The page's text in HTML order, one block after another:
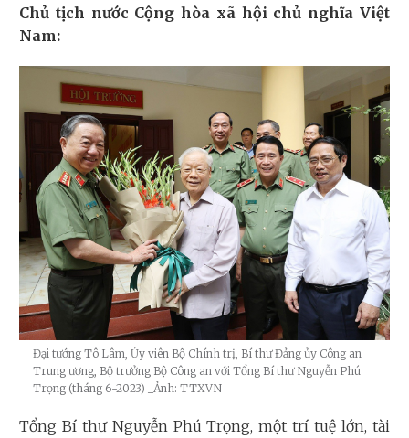
Chủ tịch nước Cộng hòa xã hội chủ nghĩa Việt
Nam:
Đại tướng Tô Lâm, Ủy viên Bộ Chính trị, Bí thư Đảng ủy Công an
Trung ương, Bộ trưởng Bộ Công an với Tổng Bí thư Nguyễn Phú
Trọng (tháng 6-2023)
_Ảnh: TTXVN
Tổng Bí thư Nguyễn Phú Trọng, một trí tuệ lớn, tài